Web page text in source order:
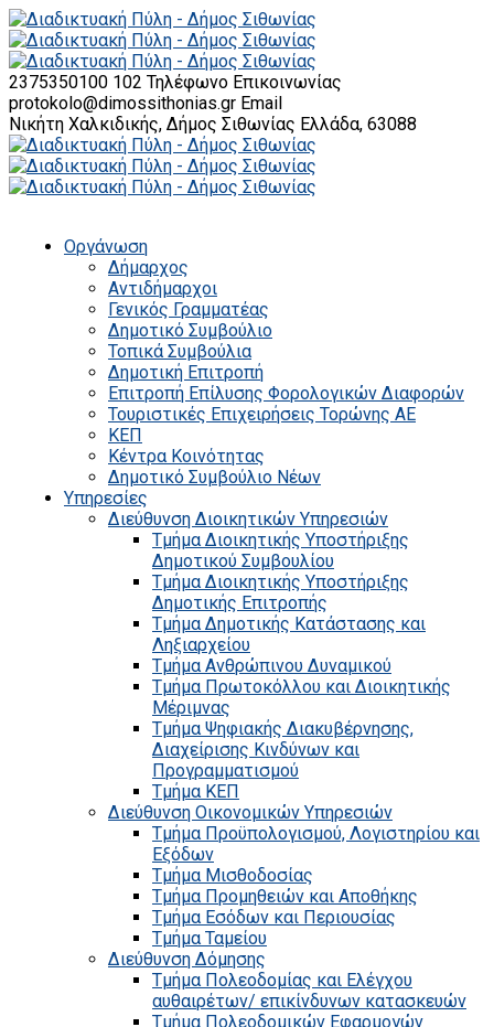
2375350100 102 Τηλέφωνο Επικοινωνίας
protokolo@dimossithonias.gr Email
Νικήτη Χαλκιδικής, Δήμος Σιθωνίας Ελλάδα, 63088
Οργάνωση
Δήμαρχος
Αντιδήμαρχοι
Γενικός Γραμματέας
Δημοτικό Συμβούλιο
Τοπικά Συμβούλια
Δημοτική Επιτροπή
Επιτροπή Επίλυσης Φορολογικών Διαφορών
Τουριστικές Επιχειρήσεις Τορώνης ΑΕ
ΚΕΠ
Κέντρα Κοινότητας
Δημοτικό Συμβούλιο Νέων
Υπηρεσίες
Διεύθυνση Διοικητικών Υπηρεσιών
Τμήμα Διοικητικής Υποστήριξης
Δημοτικού Συμβουλίου
Τμήμα Διοικητικής Υποστήριξης
Δημοτικής Επιτροπής
Τμήμα Δημοτικής Κατάστασης και
Ληξιαρχείου
Τμήμα Ανθρώπινου Δυναμικού
Τμήμα Πρωτοκόλλου και Διοικητικής
Μέριμνας
Τμήμα Ψηφιακής Διακυβέρνησης,
Διαχείρισης Κινδύνων και
Προγραμματισμού
Τμήμα ΚΕΠ
Διεύθυνση Οικονομικών Υπηρεσιών
Τμήμα Προϋπολογισμού, Λογιστηρίου και
Εξόδων
Τμήμα Μισθοδοσίας
Τμήμα Προμηθειών και Αποθήκης
Τμήμα Εσόδων και Περιουσίας
Τμήμα Ταμείου
Διεύθυνση Δόμησης
Τμήμα Πολεοδομίας και Ελέγχου
αυθαιρέτων/ επικίνδυνων κατασκευών
Τμήμα Πολεοδομικών Εφαρμογών